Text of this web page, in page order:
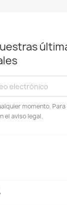
momento.
el aviso legal.